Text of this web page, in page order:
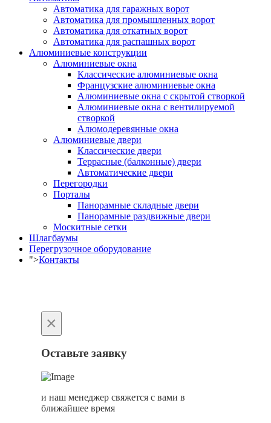
Автоматика для гаражных ворот
Автоматика для промышленных ворот
Автоматика для откатных ворот
Автоматика для распашных ворот
Алюминиевые конструкции
Алюминиевые окна
Классические алюминиевые окна
Французские алюминиевые окна
Алюминиевые окна с скрытой створкой
Алюминиевые окна с вентилируемой
створкой
Алюмодеревянные окна
Алюминиевые двери
Классические двери
Террасные (балконные) двери
Автоматические двери
Перегородки
Порталы
Панорамные складные двери
Панорамные раздвижные двери
Москитные сетки
Шлагбаумы
Перегрузочное оборудование
">Контакты
×
Оставьте заявку
и наш менеджер свяжется с вами в
ближайшее время